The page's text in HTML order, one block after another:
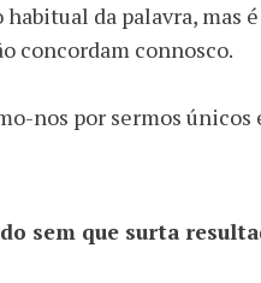
da palavra, mas
concordam connosco.
nos por sermos únicos
sem que surta